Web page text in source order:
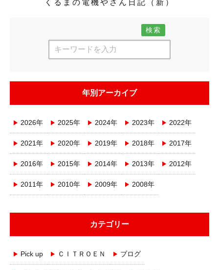
くるまの電機やさん日記（新）
検索
年別アーカイブ
2026年 2025年 2024年 2023年 2022年
2021年 2020年 2019年 2018年 2017年
2016年 2015年 2014年 2013年 2012年
2011年 2010年 2009年 2008年
カテゴリー
Pick up ＣＩＴＲＯＥＮ ブログ